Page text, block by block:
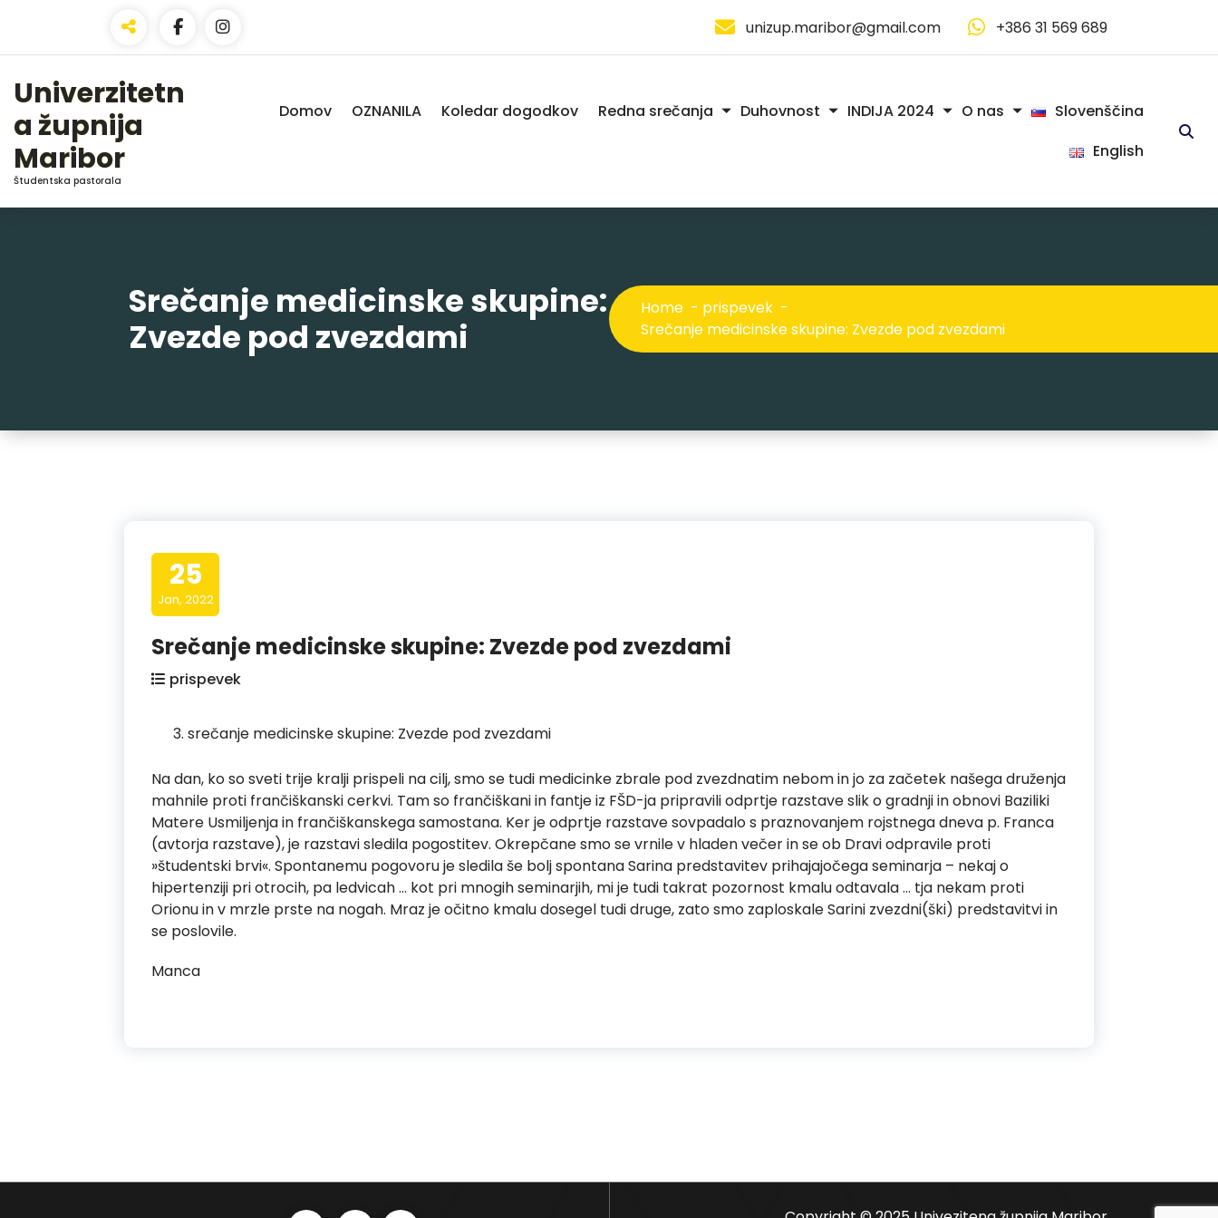
Content
unizup.maribor@gmail.com +386 31 569 689
Univerzitetn
a župnija
Maribor
Študentska pastorala
Domov OZNANILA Koledar dogodkov Redna srečanja Duhovnost INDIJA 2024 O nas
Slovenščina
English
Srečanje medicinske skupine:
Zvezde pod zvezdami
Home - prispevek -
Srečanje medicinske skupine: Zvezde pod zvezdami
25
Jan, 2022
Srečanje medicinske skupine: Zvezde pod zvezdami
prispevek
srečanje medicinske skupine: Zvezde pod zvezdami
Na dan, ko so sveti trije kralji prispeli na cilj, smo se tudi medicinke zbrale pod zvezdnatim nebom in jo za začetek našega druženja
mahnile proti frančiškanski cerkvi. Tam so frančiškani in fantje iz FŠD-ja pripravili odprtje razstave slik o gradnji in obnovi Baziliki
Matere Usmiljenja in frančiškanskega samostana. Ker je odprtje razstave sovpadalo s praznovanjem rojstnega dneva p. Franca
(avtorja razstave), je razstavi sledila pogostitev. Okrepčane smo se vrnile v hladen večer in se ob Dravi odpravile proti
»študentski brvi«. Spontanemu pogovoru je sledila še bolj spontana Sarina predstavitev prihajajočega seminarja – nekaj o
hipertenziji pri otrocih, pa ledvicah … kot pri mnogih seminarjih, mi je tudi takrat pozornost kmalu odtavala … tja nekam proti
Orionu in v mrzle prste na nogah. Mraz je očitno kmalu dosegel tudi druge, zato smo zaploskale Sarini zvezdni(ški) predstavitvi in
se poslovile.
Manca